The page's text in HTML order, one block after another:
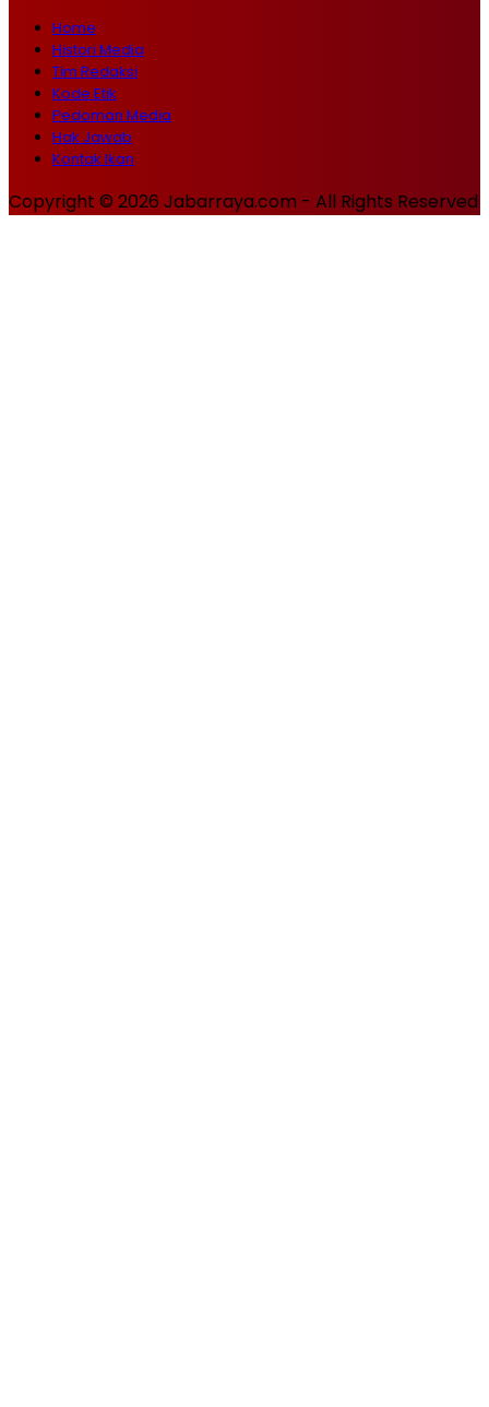
Home
Histori Media
Tim Redaksi
Kode Etik
Pedoman Media
Hak Jawab
Kontak Ikan
Copyright © 2026 Jabarraya.com - All Rights Reserved